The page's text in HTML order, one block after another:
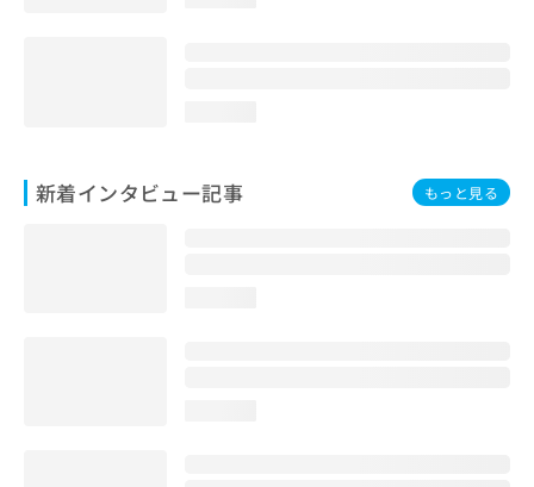
新着インタビュー記事 もっと見る